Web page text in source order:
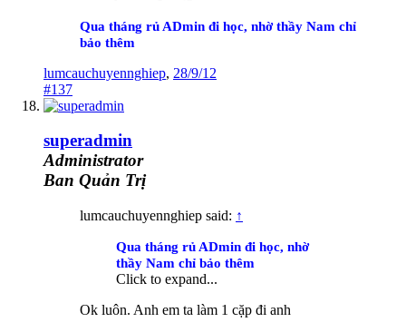
Qua tháng rủ ADmin đi học, nhờ thầy Nam chỉ
bảo thêm
lumcauchuyennghiep, 28/9/12
#137
superadmin
Administrator
Ban Quản Trị
lumcauchuyennghiep said: ↑
Qua tháng rủ ADmin đi học, nhờ
thầy Nam chỉ bảo thêm
Click to expand...
Ok luôn. Anh em ta làm 1 cặp đi anh